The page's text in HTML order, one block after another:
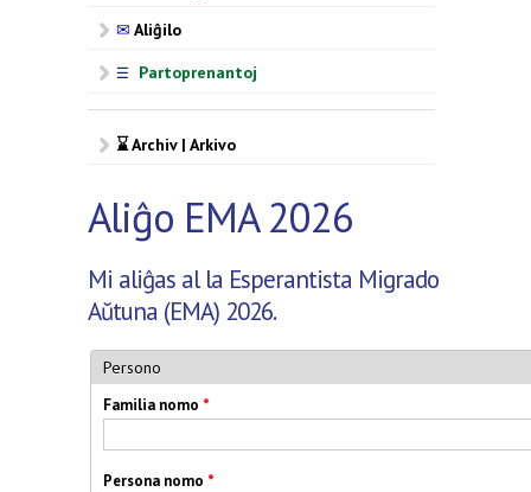
✉ Aliĝilo
☰ Partoprenantoj
⌛ Archiv | Arkivo
Aliĝo EMA 2026
Mi aliĝas al la Esperantista Migrado
Aŭtuna (EMA) 2026.
Persono
Familia nomo *
Persona nomo *